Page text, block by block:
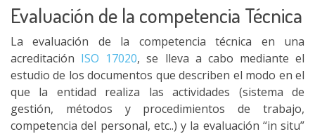
Evaluación de la competencia Técnica
La evaluación de la competencia técnica en una
acreditación ISO 17020, se lleva a cabo mediante el
estudio de los documentos que describen el modo en el
que la entidad realiza las actividades (sistema de
gestión, métodos y procedimientos de trabajo,
competencia del personal, etc..) y la evaluación “in situ”